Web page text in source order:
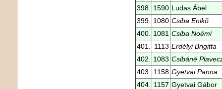
398.
1590 Ludas Ábel
399.
1080 Csiba Enikő
400.
1081 Csiba Noémi
401.
1113 Erdélyi Brigitta
402.
1083 Csibáné
403.
1158 Gyetvai Panna
404.
1157 Gyetvai Gábor